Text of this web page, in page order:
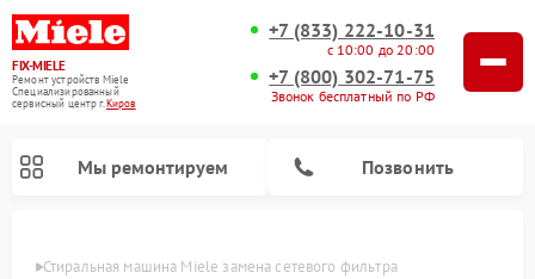
FIX-MIELE
Ремонт устройств Miele
Специализированный
cервисный центр г.Киров
+7 (833) 222-10-31
с 10:00 до 20:00
+7 (800) 302-71-75
Звонок бесплатный по РФ
Мы ремонтируем Позвонить
Стиральная машина Miele замена сетевого фильтра